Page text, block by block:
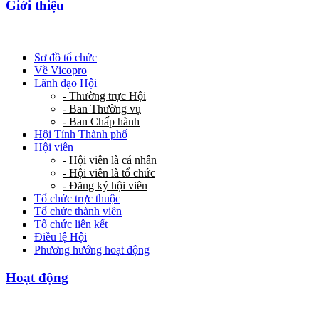
Giới thiệu
Sơ đồ tổ chức
Về Vicopro
Lãnh đạo Hội
- Thường trực Hội
- Ban Thường vụ
- Ban Chấp hành
Hội Tỉnh Thành phố
Hội viên
- Hội viên là cá nhân
- Hội viên là tổ chức
- Đăng ký hội viên
Tổ chức trực thuộc
Tổ chức thành viên
Tổ chức liên kết
Điều lệ Hội
Phương hướng hoạt động
Hoạt động